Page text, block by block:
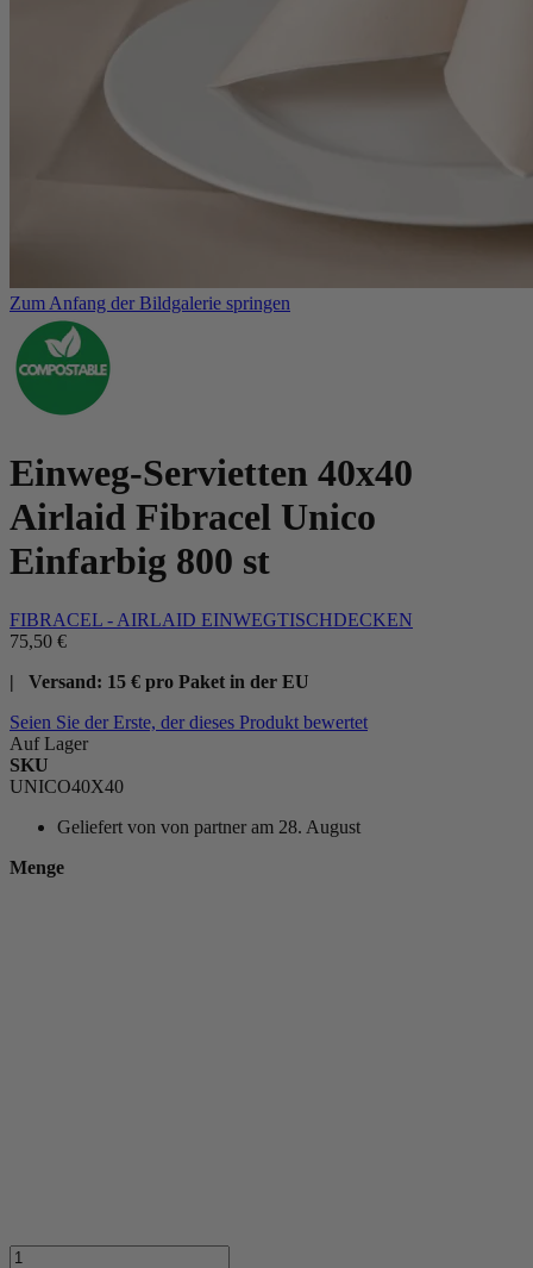
Zum Anfang der Bildgalerie springen
Einweg-Servietten 40x40
Airlaid Fibracel Unico
Einfarbig 800 st
FIBRACEL - AIRLAID EINWEGTISCHDECKEN
75,50 €
| Versand: 15 € pro Paket in der EU
Seien Sie der Erste, der dieses Produkt bewertet
Auf Lager
SKU
UNICO40X40
Geliefert von von partner am 28. August
Menge